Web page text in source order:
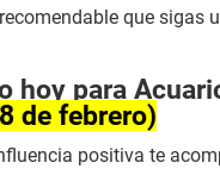
que sigas
hoy para
de febrero)
positiva te